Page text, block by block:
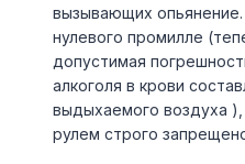
вызывающих
нулевого промилле
допустимая
алкоголя в крови
выдыхаемого воздуха ),
рулем строго